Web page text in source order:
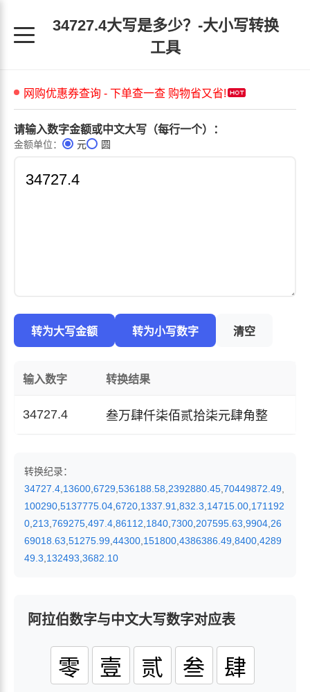
34727.4大写是多少？-大小写转换
工具
请输入数字金额或中文大写（每行一个）：
金额单位： 元 圆
转为大写金额 转为小写数字 清空
输入数字 转换结果
34727.4 叁万肆仟柒佰贰拾柒元肆角整
转换纪录：
34727.4 13600 6729 536188.58 2392880.45 70449872.49
100290 5137775.04 6720 1337.91 832.3 14715.00 171192
0 213 769275 497.4 86112 1840 7300 207595.63 9904 26
69018.63 51275.99 44300 151800 4386386.49 8400 4289
49.3 132493 3682.10
阿拉伯数字与中文大写数字对应表
零 壹 贰 叁 肆